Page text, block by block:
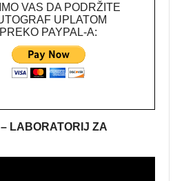
VAS DA PODRŽITE
UPLATOM
PREKO PAYPAL-A:
LABORATORIJ ZA